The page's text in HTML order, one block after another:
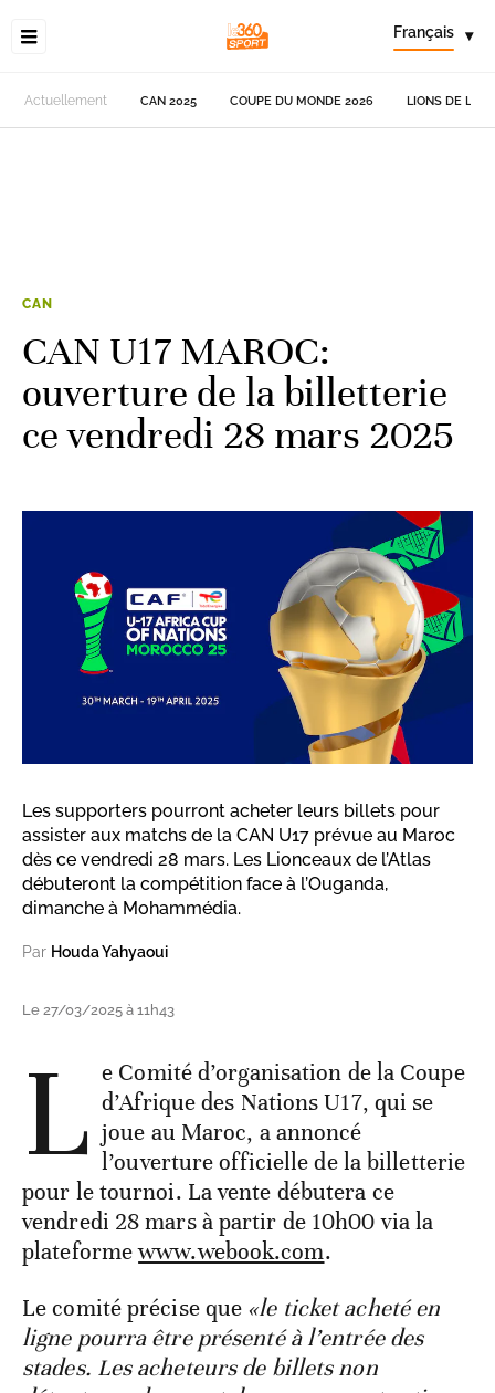
Français ▾
Actuellement CAN 2025 COUPE DU MONDE 2026 LIONS DE
CAN
CAN U17 MAROC:
ouverture de la billetterie
ce vendredi 28 mars 2025
Les supporters pourront acheter leurs billets pour
assister aux matchs de la CAN U17 prévue au Maroc
dès ce vendredi 28 mars. Les Lionceaux de l’Atlas
débuteront la compétition face à l’Ouganda,
dimanche à Mohammédia.
Par Houda Yahyaoui
Le 27/03/2025 à 11h43
L e Comité d’organisation de la Coupe
d’Afrique des Nations U17, qui se
joue au Maroc, a annoncé
l’ouverture officielle de la billetterie
pour le tournoi. La vente débutera ce
vendredi 28 mars à partir de 10h00 via la
plateformewww.webook.com.
Le comité précise que «le ticket acheté en
ligne pourra être présenté à l’entrée des
stades. Les acheteurs de billets non